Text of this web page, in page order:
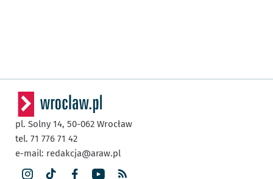
pl. Solny 14, 50-062 Wrocław
tel. 71 776 71 42
e-mail: redakcja@araw.pl